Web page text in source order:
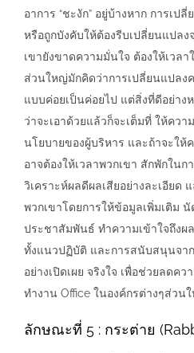
อาการ “ชะงัก” อยู่บ้างหาก การเป
หรือถูกบังคับให้ต้องรีบเปลี่ยนแปลง
เขายังขาดความมั่นใจ ต้องให้เวล
ส่วนใหญ่มักคิดว่าการเปลี่ยนแปลง
แบบค่อยเป็นค่อยไป แต่สิ่งที่ดีอย่าง
ว่าจะเอาด้วยแล้วก็จะเต็มที่ ให้คว
นโยบายของผู้บริหาร และถ้าจะให้
อาจต้องให้เวลาพวกเขา สักพักในก
วิเคราะห์ผลดีผลเสียอย่างละเอียด
พวกเขาโดยการให้ข้อมูลเพิ่มเติม
ประชาสัมพันธ์ ทำความเข้าใจถึงผ
ทั้งแนวปฏิบัติ และการสนับสนุนจา
อย่างเปิดเผย จริงใจ เพื่อช่วยลดค
ทำงาน Office ในองค์กรต่างๆส่ว
ลักษณะที่ 5 : กระต่าย